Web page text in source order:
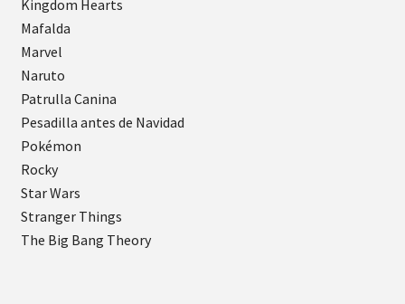
Kingdom Hearts
Mafalda
Marvel
Naruto
Patrulla Canina
Pesadilla antes de Navidad
Pokémon
Rocky
Star Wars
Stranger Things
The Big Bang Theory